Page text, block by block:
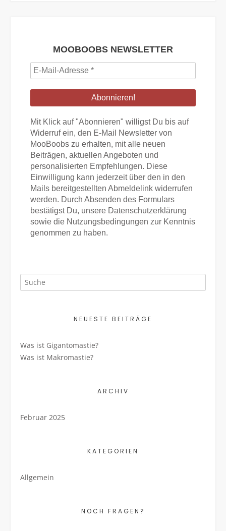
MOOBOOBS NEWSLETTER
E-
Mail-
Adresse
Mit Klick auf "Abonnieren" willigst Du bis auf
Widerruf ein, den E-Mail Newsletter von
MooBoobs zu erhalten, mit alle neuen
Beiträgen, aktuellen Angeboten und
personalisierten Empfehlungen. Diese
Einwilligung kann jederzeit über den in den
Mails bereitgestellten Abmeldelink widerrufen
werden. Durch Absenden des Formulars
bestätigst Du, unsere Datenschutzerklärung
sowie die Nutzungsbedingungen zur Kenntnis
genommen zu haben.
NEUESTE BEITRÄGE
Was ist Gigantomastie?
Was ist Makromastie?
ARCHIV
Februar 2025
KATEGORIEN
Allgemein
NOCH FRAGEN?